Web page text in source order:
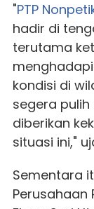
"PTP
hadir di
terutama
kondisi di
segera
diberikan
situasi ini,"
Sementara
Perusahaan